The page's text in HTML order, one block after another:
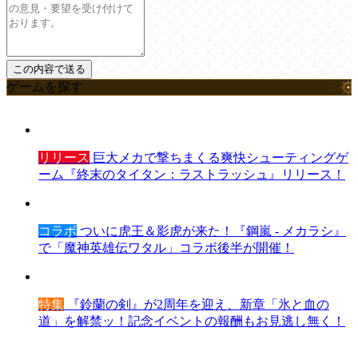
ゲームを探す
リリース 巨大メカで撃ちまくる爽快シューティングゲ
ーム『終末のタイタン：ラストラッシュ』リリース！
コラボ ついに虎王＆影虎が来た！『鋼嵐 - メカラシ』
で「魔神英雄伝ワタル」コラボ後半が開催！
特集 『鈴蘭の剣』が2周年を迎え、新章「氷と血の
道」を解禁ッ！記念イベントの報酬もお見逃し無く！